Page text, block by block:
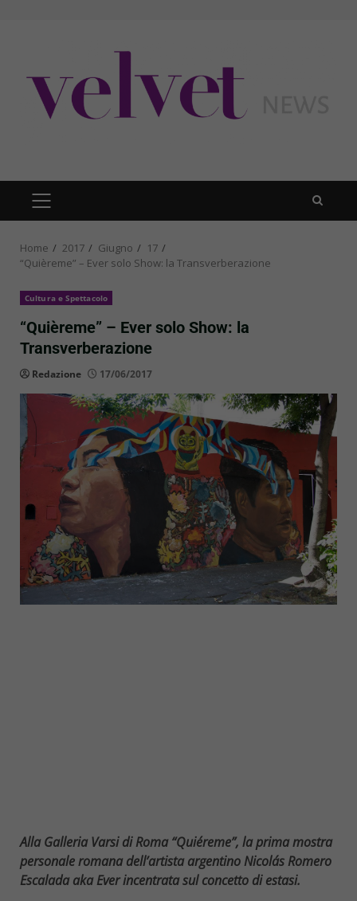
PRIMARY
MENU
Home 2017 Giugno
17
“Quièreme” – Ever solo Show: la Transverberazione
Cultura e Spettacolo
“Quièreme” – Ever solo Show: la
Transverberazione
Redazione 17/06/2017
Alla Galleria Varsi di Roma “Quiéreme”, la prima mostra
personale romana dell’artista argentino Nicolás Romero
Escalada aka Everincentrata sul concetto di estasi.